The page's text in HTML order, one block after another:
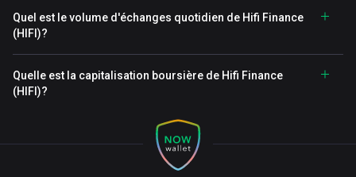
Quel est le volume d'échanges quotidien de Hifi Finance
(HIFI)?
Quelle est la capitalisation boursière de Hifi Finance
(HIFI)?